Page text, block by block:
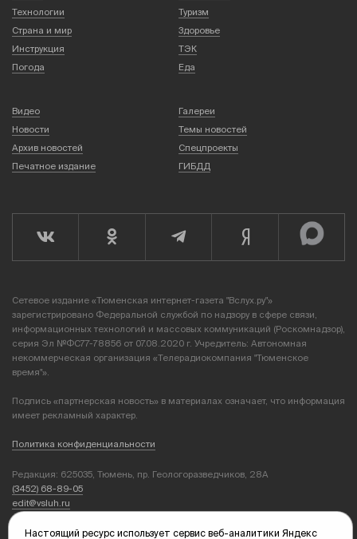
Технологии
Туризм
Страна и мир
Здоровье
Инструкция
ТЭК
Погода
Еда
Видео
Галереи
Новости
Темы новостей
Архив новостей
Спецпроекты
Печатное издание
ГИБДД
Сетевое издание «Тюменская интернет-газета "Вслух.ру"»
зарегистрировано Федеральной службой по надзору в сфере связи,
информационных технологий и массовых коммуникаций (Роскомнадзор),
серия Эл №ФС77-78856 от 07.08.2020 г. Учредитель: Автономная
некоммерческая организация «Телерадиокомпания "Тюменское
время"».
Подпись «партнерская новость» в материалах означает, что информация
имеет рекламный характер.
Политика конфиденциальности
Редакция: 625035, Тюмень, пр. Геологоразведчиков, 28А
(3452) 68-89-05
edit@vsluh.ru
Главный редактор: Панкина Т.Ю.
Настоящий ресурс использует сервис веб-аналитики Яндекс